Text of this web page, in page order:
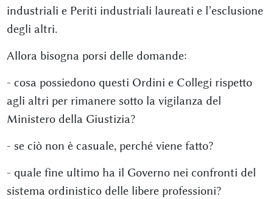
industriali e Periti industriali laureati e l’esclusione
degli altri.
Allora bisogna porsi delle domande:
- cosa possiedono questi Ordini e Collegi rispetto
agli altri per rimanere sotto la vigilanza del
Ministero della Giustizia?
- se ciò non è casuale, perché viene fatto?
- quale fine ultimo ha il Governo nei confronti del
sistema ordinistico delle libere professioni?